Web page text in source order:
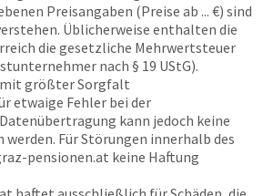
Preisangaben (Preise ab ... €) sind
Üblicherweise enthalten die
die gesetzliche Mehrwertsteuer
nach § 19 UStG).
mit größter Sorgfalt
etwaige Fehler bei der
kann jedoch keine
Für Störungen innerhalb des
pensionen.at keine Haftung